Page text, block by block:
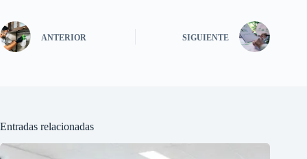
ANTERIOR SIGUIENTE
Entradas relacionadas